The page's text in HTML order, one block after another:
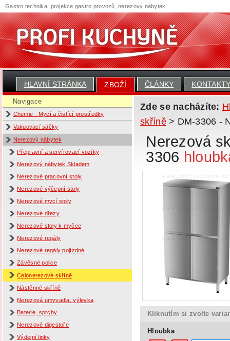
HLAVNÍ STRÁNKA ZBOŽÍ ČLÁNKY
Navigace
Chemie - Mycí a čistící prostředky
Vakuovací sáčky
Nerezový nábytek
Přepravní a servírovací vozíky
Nerezový nábytek Skladem
Nerezové pracovní stoly
Nerezové výčepní stoly
Nerezové mycí stoly
Nerezové dřezy
Nerezové stoly k myčce
Nerezové regály
Nerezové regály pojízdné
Závěsné police
Celonerezové skříně
Nástěnné skříně
Nerezová umyvadla, výlevka
Baterie, sprchy
Nerezové digestoře
Výdejní linky
Zde se nacházíte:
skříně> DM-3306 -
Nerezová
3306
Kliknutím si zvolte
Hloubka
Gastro technika, projekce gastro provozů, nerezový nábytek